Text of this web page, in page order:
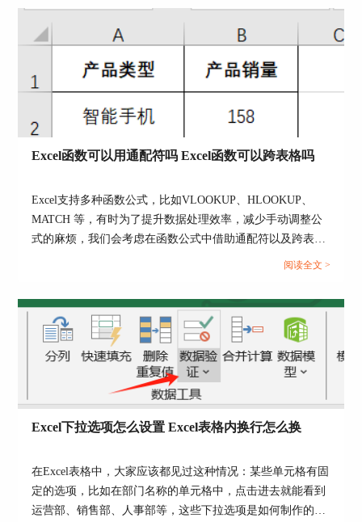
二、Microsoft 365如何共享日历
在工作中，大家是不是经常面临安排会议或活动时
难以协调大家的时间，为了便于协调彼此的时间安
排，我们可以使用Microsoft 365 的Outlook共享日
历功能，轻松查看彼此的日程安排，找到合适的时
间进行会议或活动。
选项卡，选择【共享日历】按钮，在弹出的下拉菜
项卡，可以设置被共享用户的访问权限，比如【可
查看我的繁忙时间】，这样在将日历共享给他人
时，他们将能够看到我们在日历上标记为繁忙的时
间段，但无法看到具体的事件详情。
内容，方法步骤非常简单，一起来学习下。...
Excel函数可以用通配符吗 Excel函数可以跨表格吗
Excel支持多种函数公式，比如VLOOKUP、HLOOKUP、
MATCH 等，有时为了提升数据处理效率，减少手动调整公
式的麻烦，我们会考虑在函数公式中借助通配符以及跨表格
引用功能，那么，Excel函数可以用通配符吗，Excel函数可
阅读全文 >
Excel下拉选项怎么设置 Excel表格内换行怎么换
在Excel表格中，大家应该都见过这种情况：某些单元格有固
定的选项，比如在部门名称的单元格中，点击进去就能看到
运营部、销售部、人事部等，这些下拉选项是如何制作的